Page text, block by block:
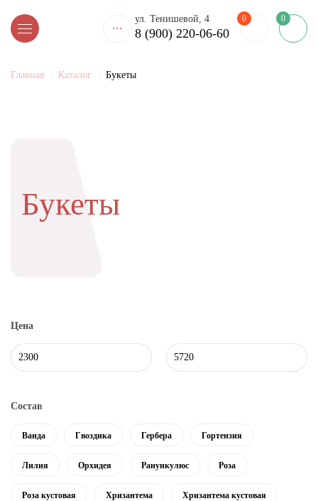
ул. Тенишевой, 4
8 (900) 220-06-60
0 0
Главная Каталог Букеты
Букеты
Цена
Состав
Ванда Гвоздика Гербера Гортензия
Лилия Орхидея Ранункулюс Роза
Роза кустовая Хризантема Хризантема кустовая